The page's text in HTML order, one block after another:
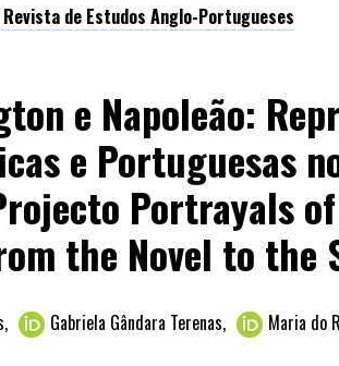
de Estudos Anglo-Portugueses
e Napoleão:
e Portuguesas
Portrayals
the Novel to the
, Gabriela Gândara Terenas, Maria do